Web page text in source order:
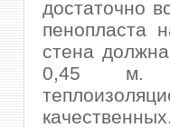
достаточно
пенопласта
стена
0,45 м.
качественных.